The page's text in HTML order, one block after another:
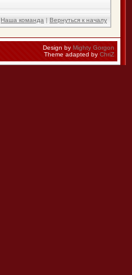
Наша команда | Вернуться к началу
Design by Mighty Gorgon
Theme adapted by ChriZ